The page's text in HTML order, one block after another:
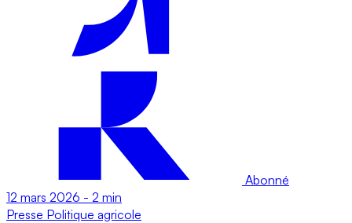
Abonné
12 mars 2026 - 2 min
Presse Politique agricole